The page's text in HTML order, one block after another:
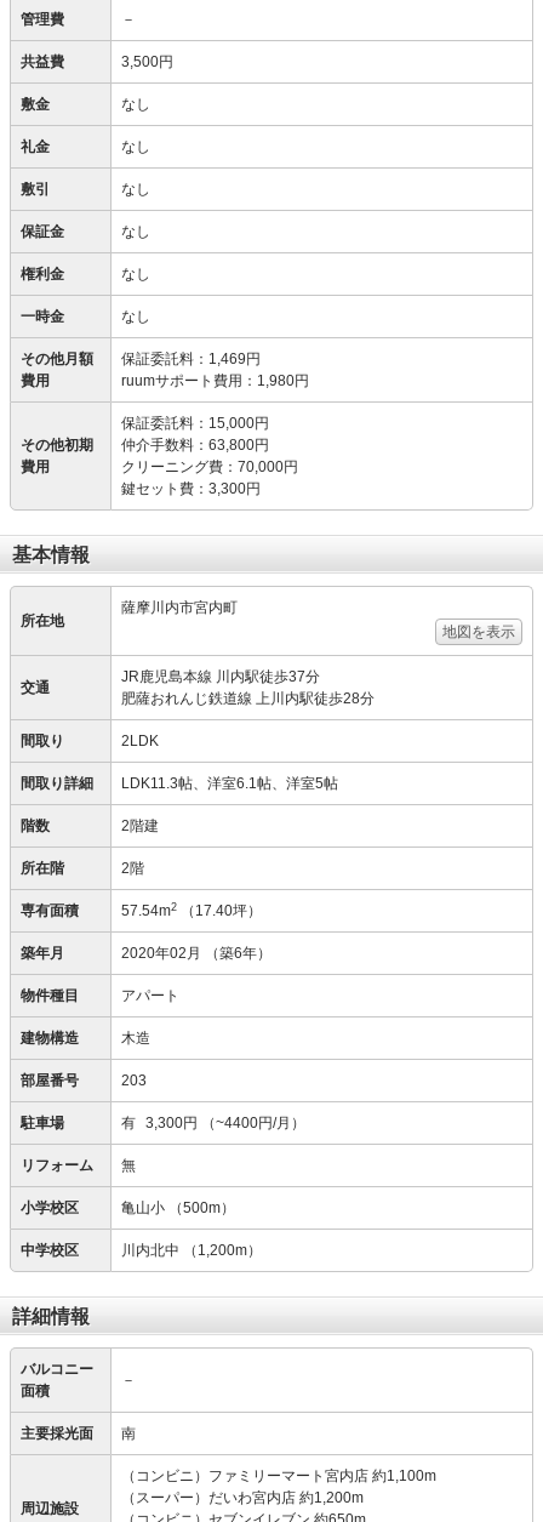
管理費 －
共益費 3,500円
敷金 なし
礼金 なし
敷引 なし
保証金 なし
権利金 なし
一時金 なし
その他月額
費用
保証委託料 ： 1,469円
ruumサポート費用 ： 1,980円
その他初期
費用
保証委託料 ： 15,000円
仲介手数料 ： 63,800円
クリーニング費 ： 70,000円
鍵セット費 ： 3,300円
基本情報
所在地
薩摩川内市宮内町
地図を表示
交通
JR鹿児島本線 川内駅徒歩37分
肥薩おれんじ鉄道線 上川内駅徒歩28分
間取り 2LDK
間取り詳細 LDK11.3帖、洋室6.1帖、洋室5帖
階数 2階建
所在階 2階
専有面積 57.54m2 （17.40坪）
築年月 2020年02月 （築6年）
物件種目 アパート
建物構造 木造
部屋番号 203
駐車場 有 3,300円 （~4400円/月）
リフォーム 無
小学校区 亀山小 （500m）
中学校区 川内北中 （1,200m）
詳細情報
バルコニー
面積
－
主要採光面 南
周辺施設
（コンビニ）ファミリーマート宮内店 約1,100m
（スーパー）だいわ宮内店 約1,200m